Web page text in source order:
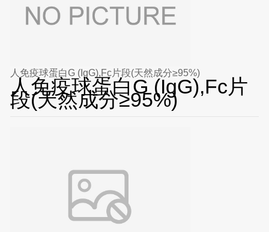
人免疫球蛋白G (IgG),Fc片段(天然成分≥95%)
人免疫球蛋白G (IgG),Fc片
段(天然成分≥95%)